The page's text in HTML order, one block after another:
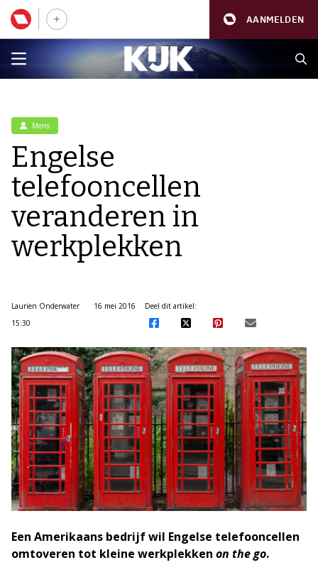
AANMELDEN
Mens
Engelse
telefooncellen
veranderen in
werkplekken
Laurien Onderwater
16 mei 2016
15:30
Deel dit artikel:
Een Amerikaans bedrijf wil Engelse telefooncellen
omtoveren tot kleine werkplekken on the go.